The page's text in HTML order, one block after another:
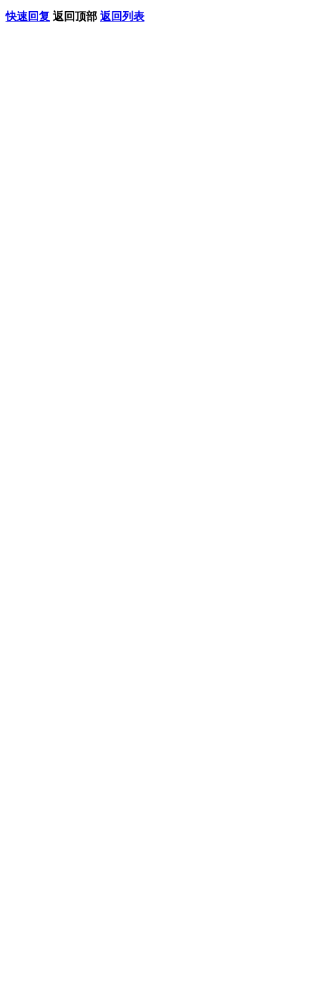
快速回复 返回顶部 返回列表